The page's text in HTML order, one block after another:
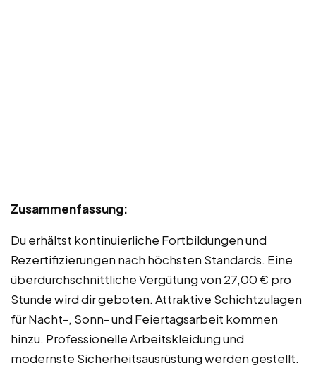
Zusammenfassung:
Du erhältst kontinuierliche Fortbildungen und
Rezertifizierungen nach höchsten Standards. Eine
überdurchschnittliche Vergütung von 27,00 € pro
Stunde wird dir geboten. Attraktive Schichtzulagen
für Nacht-, Sonn- und Feiertagsarbeit kommen
hinzu. Professionelle Arbeitskleidung und
modernste Sicherheitsausrüstung werden gestellt.